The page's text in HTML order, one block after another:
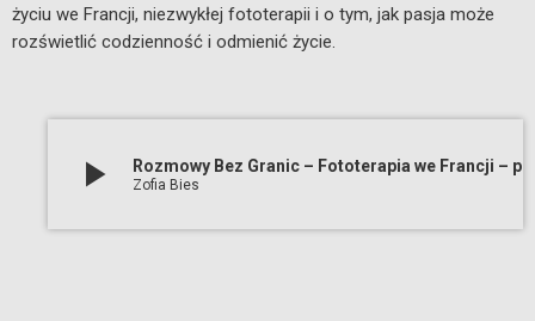
życiu we Francji, niezwykłej fototerapii i o tym, jak pasja może
rozświetlić codzienność i odmienić życie.
play_arrow Zofia Bies